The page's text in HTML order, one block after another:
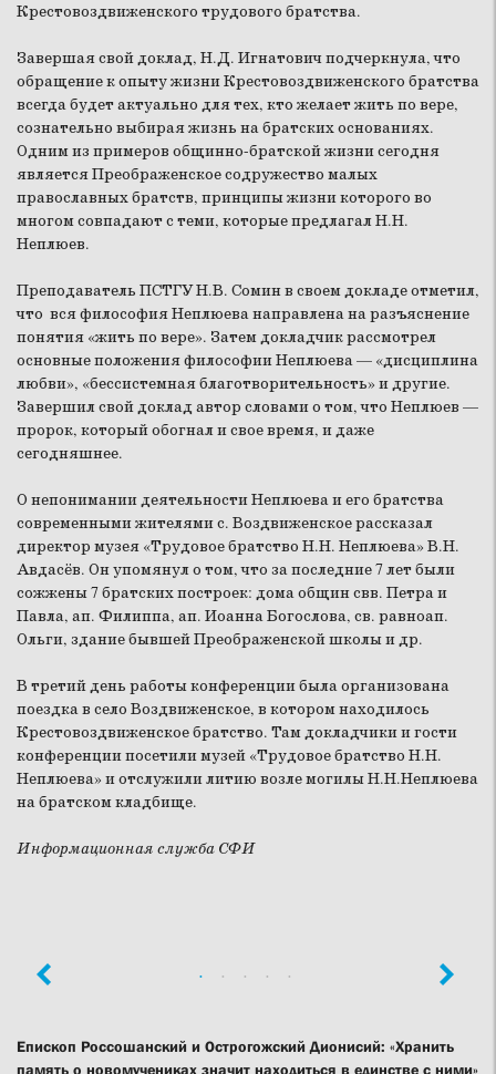
Крестовоздвиженского трудового братства.
Завершая свой доклад, Н.Д. Игнатович подчеркнула, что
обращение к опыту жизни Крестовоздвиженского братства
всегда будет актуально для тех, кто желает жить по вере,
сознательно выбирая жизнь на братских основаниях.
Одним из примеров общинно-братской жизни сегодня
является Преображенское содружество малых
православных братств, принципы жизни которого во
многом совпадают с теми, которые предлагал Н.Н.
Неплюев.
Преподаватель ПСТГУ Н.В. Сомин в своем докладе отметил,
что вся философия Неплюева направлена на разъяснение
понятия «жить по вере». Затем докладчик рассмотрел
основные положения философии Неплюева — «дисциплина
любви», «бессистемная благотворительность» и другие.
Завершил свой доклад автор словами о том, что Неплюев —
пророк, который обогнал и свое время, и даже
сегодняшнее.
О непонимании деятельности Неплюева и его братства
современными жителями с. Воздвиженское рассказал
директор музея «Трудовое братство Н.Н. Неплюева» В.Н.
Авдасёв. Он упомянул о том, что за последние 7 лет были
сожжены 7 братских построек: дома общин свв. Петра и
Павла, ап. Филиппа, ап. Иоанна Богослова, св. равноап.
Ольги, здание бывшей Преображенской школы и др.
В третий день работы конференции была организована
поездка в село Воздвиженское, в котором находилось
Крестовоздвиженское братство. Там докладчики и гости
конференции посетили музей «Трудовое братство Н.Н.
Неплюева» и отслужили литию возле могилы Н.Н.Неплюева
на братском кладбище.
Информационная служба СФИ
Епископ Россошанский и Острогожский Дионисий: «Хранить
память о новомучениках значит находиться в единстве с ними»